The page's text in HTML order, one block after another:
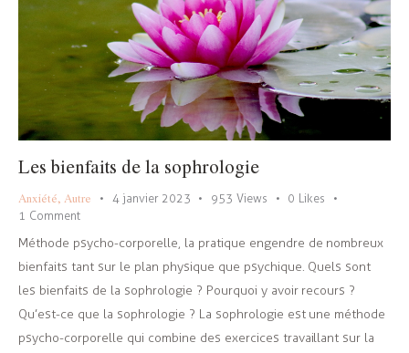
Les bienfaits de la sophrologie
Anxiété, Autre 4 janvier 2023 953 Views 0 Likes
1 Comment
Méthode psycho-corporelle, la pratique engendre de nombreux
bienfaits tant sur le plan physique que psychique. Quels sont
les bienfaits de la sophrologie ? Pourquoi y avoir recours ?
Qu’est-ce que la sophrologie ? La sophrologie est une méthode
psycho-corporelle qui combine des exercices travaillant sur la